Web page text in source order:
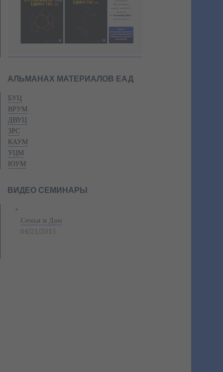
АЛЬМАНАХ МАТЕРИАЛОВ ЕАД
БУЦ
ВРУМ
ДВУЦ
ЗРС
КАУМ
УЦМ
ЮУМ
ВИДЕО СЕМИНАРЫ
Семья и Дом
04/21/2015